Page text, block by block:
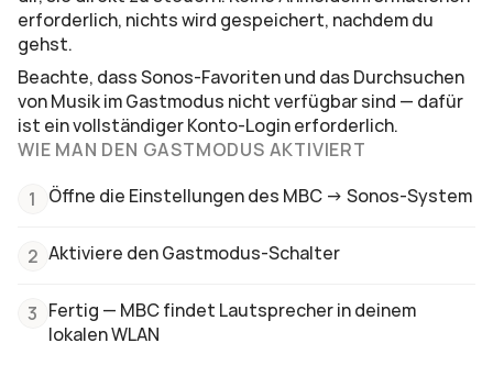
erforderlich, nichts wird gespeichert, nachdem du
gehst.
Beachte, dass Sonos-Favoriten und das Durchsuchen
von Musik im Gastmodus nicht verfügbar sind — dafür
ist ein vollständiger Konto-Login erforderlich.
WIE MAN DEN GASTMODUS AKTIVIERT
1 Öffne die Einstellungen des MBC -> Sonos-System
2 Aktiviere den Gastmodus-Schalter
3 Fertig — MBC findet Lautsprecher in deinem
lokalen WLAN